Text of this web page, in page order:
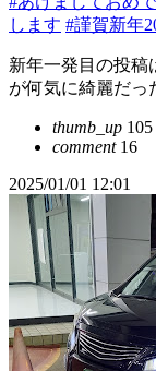
します #謹賀新年
新年一発目の投稿
が何気に綺麗だっ
thumb_up 105
comment16
2025/01/01 12:01